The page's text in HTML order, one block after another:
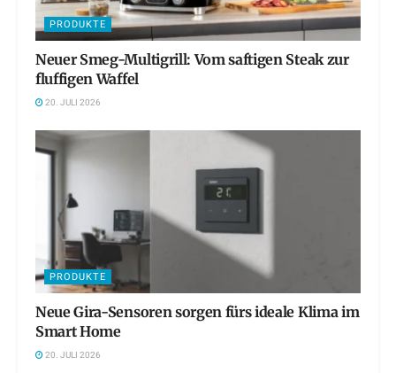
PRODUKTE
Neuer Smeg-Multigrill: Vom saftigen Steak zur
fluffigen Waffel
20. JULI 2026
PRODUKTE
Neue Gira-Sensoren sorgen fürs ideale Klima im
Smart Home
20. JULI 2026